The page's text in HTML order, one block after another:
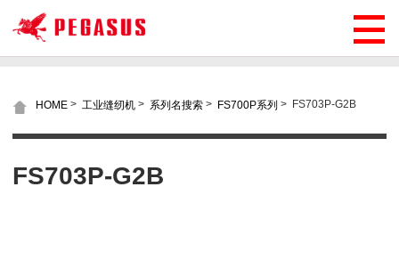
HOME > 工业缝纫机 > 系列名搜索 > FS700P系列 > FS703P-G2B
FS703P-G2B